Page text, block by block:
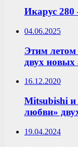
Икарус 280
04.06.2025
Этим летом
двух новых
16.12.2020
Mitsubishi и
любви»
19.04.2024